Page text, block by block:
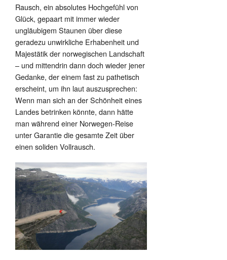
Rausch, ein absolutes Hochgefühl von
Glück, gepaart mit immer wieder
ungläubigem Staunen über diese
geradezu unwirkliche Erhabenheit und
Majestätik der norwegischen Landschaft
– und mittendrin dann doch wieder jener
Gedanke, der einem fast zu pathetisch
erscheint, um ihn laut auszusprechen:
Wenn man sich an der Schönheit eines
Landes betrinken könnte, dann hätte
man während einer Norwegen-Reise
unter Garantie die gesamte Zeit über
einen soliden Vollrausch.